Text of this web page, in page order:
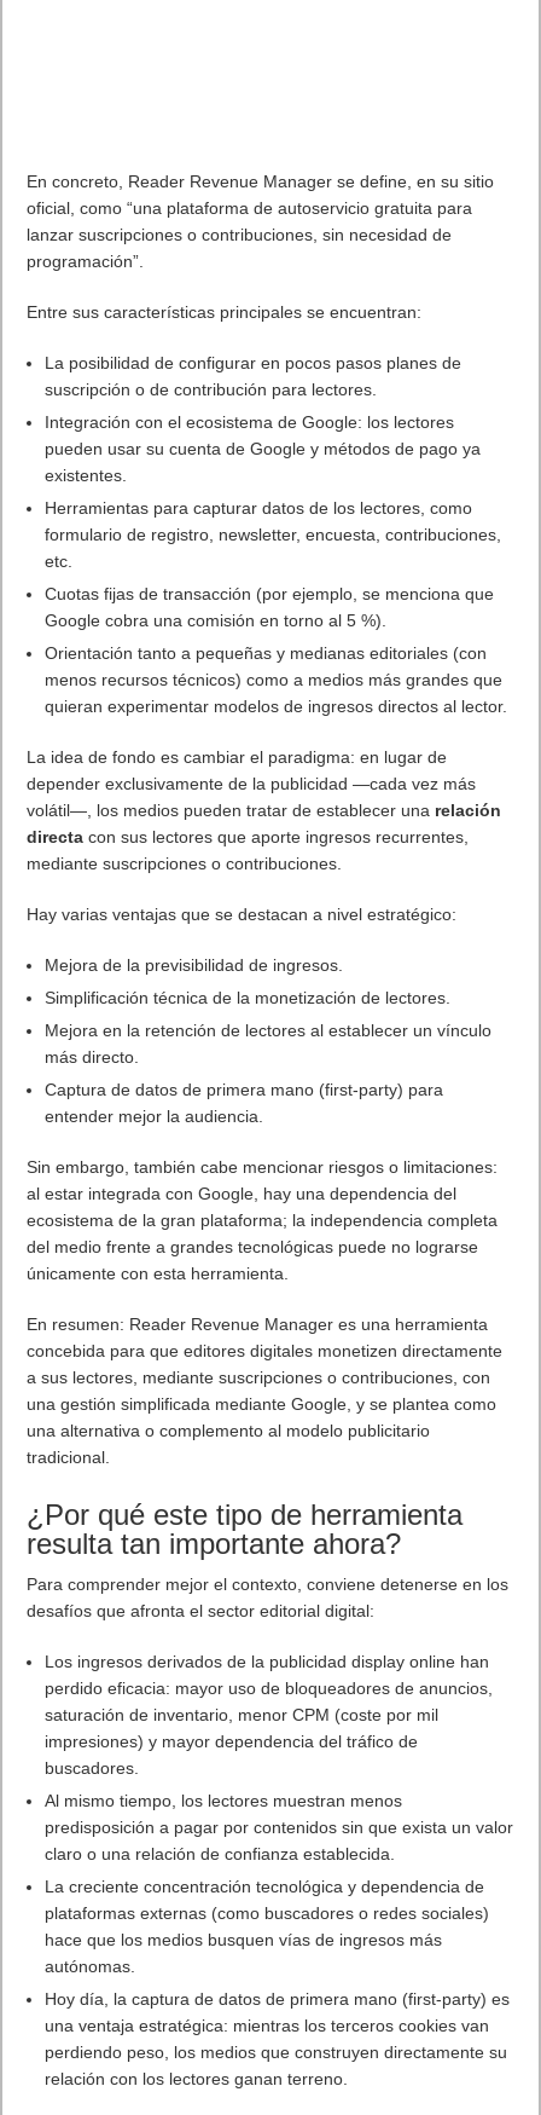
En concreto, Reader Revenue Manager se define, en su sitio
oficial, como “una plataforma de autoservicio gratuita para
lanzar suscripciones o contribuciones, sin necesidad de
programación”.
Entre sus características principales se encuentran:
La posibilidad de configurar en pocos pasos planes de
suscripción o de contribución para lectores.
Integración con el ecosistema de Google: los lectores
pueden usar su cuenta de Google y métodos de pago ya
existentes.
Herramientas para capturar datos de los lectores, como
formulario de registro, newsletter, encuesta, contribuciones,
etc.
Cuotas fijas de transacción (por ejemplo, se menciona que
Google cobra una comisión en torno al 5 %).
Orientación tanto a pequeñas y medianas editoriales (con
menos recursos técnicos) como a medios más grandes que
quieran experimentar modelos de ingresos directos al lector.
La idea de fondo es cambiar el paradigma: en lugar de
depender exclusivamente de la publicidad —cada vez más
volátil—, los medios pueden tratar de establecer una relación
directa con sus lectores que aporte ingresos recurrentes,
mediante suscripciones o contribuciones.
Hay varias ventajas que se destacan a nivel estratégico:
Mejora de la previsibilidad de ingresos.
Simplificación técnica de la monetización de lectores.
Mejora en la retención de lectores al establecer un vínculo
más directo.
Captura de datos de primera mano (first-party) para
entender mejor la audiencia.
Sin embargo, también cabe mencionar riesgos o limitaciones:
al estar integrada con Google, hay una dependencia del
ecosistema de la gran plataforma; la independencia completa
del medio frente a grandes tecnológicas puede no lograrse
únicamente con esta herramienta.
En resumen: Reader Revenue Manager es una herramienta
concebida para que editores digitales monetizen directamente
a sus lectores, mediante suscripciones o contribuciones, con
una gestión simplificada mediante Google, y se plantea como
una alternativa o complemento al modelo publicitario
tradicional.
¿Por qué este tipo de herramienta
resulta tan importante ahora?
Para comprender mejor el contexto, conviene detenerse en los
desafíos que afronta el sector editorial digital:
Los ingresos derivados de la publicidad display online han
perdido eficacia: mayor uso de bloqueadores de anuncios,
saturación de inventario, menor CPM (coste por mil
impresiones) y mayor dependencia del tráfico de
buscadores.
Al mismo tiempo, los lectores muestran menos
predisposición a pagar por contenidos sin que exista un valor
claro o una relación de confianza establecida.
La creciente concentración tecnológica y dependencia de
plataformas externas (como buscadores o redes sociales)
hace que los medios busquen vías de ingresos más
autónomas.
Hoy día, la captura de datos de primera mano (first-party) es
una ventaja estratégica: mientras los terceros cookies van
perdiendo peso, los medios que construyen directamente su
relación con los lectores ganan terreno.